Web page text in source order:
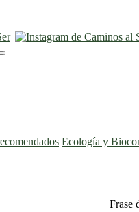
Ecología y
Frase